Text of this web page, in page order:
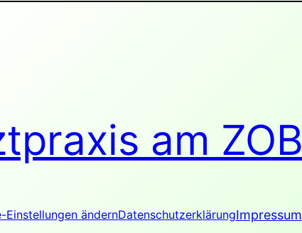
am ZOB
Einstellungen ändernDatenschutzerklärungImpressum